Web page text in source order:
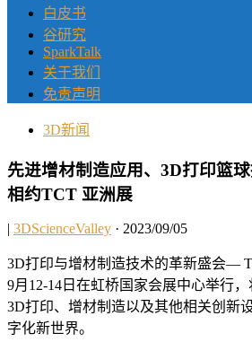
白皮书
谷研究
SparkTalk
关于我们
免责声明
3D新闻
先进增材制造应用、3D打印篮
相约TCT 亚洲展
| 3DScienceValley · 2023/09/05
3D打印与增材制造技术的革新盛会—
9月12-14日在虹桥国家会展中心举行
3D打印、增材制造以及其他相关创新
字化新世界。